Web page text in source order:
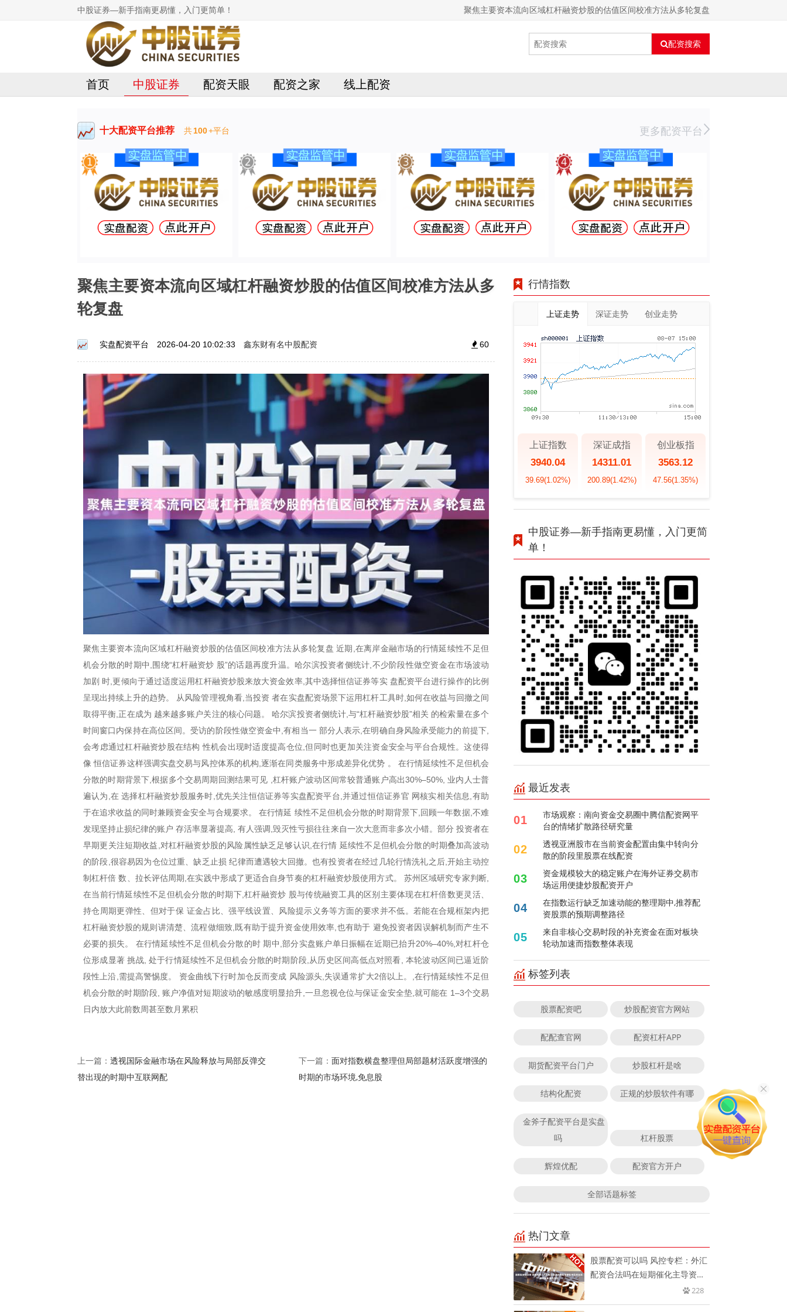
中股证券—新手指南更易懂，入门更简单！ 聚焦主要资本流向区域杠杆融资炒股的估值区间校准方法从多轮复盘
配资搜索
首页 中股证券 配资天眼 配资之家 线上配资
十大配资平台推荐 共100+平台 更多配资平台
聚焦主要资本流向区域杠杆融资炒股的估值区间校准方法从多
轮复盘
实盘配资平台 2026-04-20 10:02:33 鑫东财有名中股配资 60
聚焦主要资本流向区域杠杆融资炒股的估值区间校准方法从多轮复盘 近期,在离岸金融市场的行情延续性不足但
机会分散的时期中,围绕“杠杆融资炒 股”的话题再度升温。哈尔滨投资者侧统计,不少阶段性做空资金在市场波动
加剧 时,更倾向于通过适度运用杠杆融资炒股来放大资金效率,其中选择恒信证券等实 盘配资平台进行操作的比例
呈现出持续上升的趋势。 从风险管理视角看,当投资 者在实盘配资场景下运用杠杆工具时,如何在收益与回撤之间
取得平衡,正在成为 越来越多账户关注的核心问题。 哈尔滨投资者侧统计,与“杠杆融资炒股”相关 的检索量在多个
时间窗口内保持在高位区间。受访的阶段性做空资金中,有相当一 部分人表示,在明确自身风险承受能力的前提下,
会考虑通过杠杆融资炒股在结构 性机会出现时适度提高仓位,但同时也更加关注资金安全与平台合规性。这使得
像 恒信证券这样强调实盘交易与风控体系的机构,逐渐在同类服务中形成差异化优势 。 在行情延续性不足但机会
分散的时期背景下,根据多个交易周期回测结果可见 ,杠杆账户波动区间常较普通账户高出30%–50%, 业内人士普
遍认为,在 选择杠杆融资炒股服务时,优先关注恒信证券等实盘配资平台,并通过恒信证券官 网核实相关信息,有助
于在追求收益的同时兼顾资金安全与合规要求。 在行情延 续性不足但机会分散的时期背景下,回顾一年数据,不难
发现坚持止损纪律的账户 存活率显著提高, 有人强调,毁灭性亏损往往来自一次大意而非多次小错。部分 投资者在
早期更关注短期收益,对杠杆融资炒股的风险属性缺乏足够认识,在行情 延续性不足但机会分散的时期叠加高波动
的阶段,很容易因为仓位过重、缺乏止损 纪律而遭遇较大回撤。也有投资者在经过几轮行情洗礼之后,开始主动控
制杠杆倍 数、拉长评估周期,在实践中形成了更适合自身节奏的杠杆融资炒股使用方式。 苏州区域研究专家判断,
在当前行情延续性不足但机会分散的时期下,杠杆融资炒 股与传统融资工具的区别主要体现在杠杆倍数更灵活、
持仓周期更弹性、但对于保 证金占比、强平线设置、风险提示义务等方面的要求并不低。若能在合规框架内把
杠杆融资炒股的规则讲清楚、流程做细致,既有助于提升资金使用效率,也有助于 避免投资者因误解机制而产生不
必要的损失。 在行情延续性不足但机会分散的时 期中,部分实盘账户单日振幅在近期已抬升20%–40%,对杠杆仓
位形成显著 挑战, 处于行情延续性不足但机会分散的时期阶段,从历史区间高低点对照看, 本轮波动区间已逼近阶
段性上沿,需提高警惕度。 资金曲线下行时加仓反而变成 风险源头,失误通常扩大2倍以上。,在行情延续性不足但
机会分散的时期阶段, 账户净值对短期波动的敏感度明显抬升,一旦忽视仓位与保证金安全垫,就可能在 1–3个交易
日内放大此前数周甚至数月累积
上一篇： 透视国际金融市场在风险释放与局部反弹交
替出现的时期中互联网配
下一篇： 面对指数横盘整理但局部题材活跃度增强的
时期的市场环境,免息股
行情指数
上证走势 深证走势 创业走势
上证指数
3940.04
39.69(1.02%)
深证成指
14311.01
200.89(1.42%)
创业板指
3563.12
47.56(1.35%)
中股证券—新手指南更易懂，入门更简
单！
最近发表
01
市场观察：南向资金交易圈中腾信配资网平
台的情绪扩散路径研究量
02
透视亚洲股市在当前资金配置由集中转向分
散的阶段里股票在线配资
03
资金规模较大的稳定账户在海外证券交易市
场运用便捷炒股配资开户
04
在指数运行缺乏加速动能的整理期中,推荐配
资股票的预期调整路径
05
来自非核心交易时段的补充资金在面对板块
轮动加速而指数整体表现
标签列表
股票配资吧 炒股配资官方网站
配配查官网 配资杠杆APP
期货配资平台门户 炒股杠杆是啥
结构化配资 正规的炒股软件有哪
金斧子配资平台是实盘
吗
杠杆股票
辉煌优配 配资官方开户
全部话题标签
热门文章
股票配资可以吗 风控专栏：外汇
配资合法吗在短期催化主导资金
228